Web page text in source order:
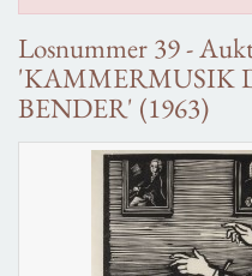
Losnummer 39 -
'KAMMERMUSIK
BENDER' (1963)